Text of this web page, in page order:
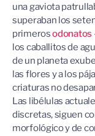
una gaviota
superaban los
primerosodonatos
los caballitos de
de un planeta
las flores y a los
criaturas no
Las libélulas
discretas, siguen
morfológico y de